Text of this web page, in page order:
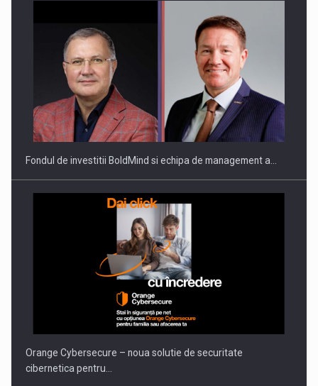
ROOTED IN ROMANIA, BUILT TO DELIVER TECHNOLOGY FOR
THE…
PUTTING ROMANIAN CORPORATE COMPANIES ON THE
INTERNATIONAL BUSINESS SCENE
Fondul de investitii BoldMind si echipa de management a…
Orange Cybersecure – noua solutie de securitate
cibernetica pentru…